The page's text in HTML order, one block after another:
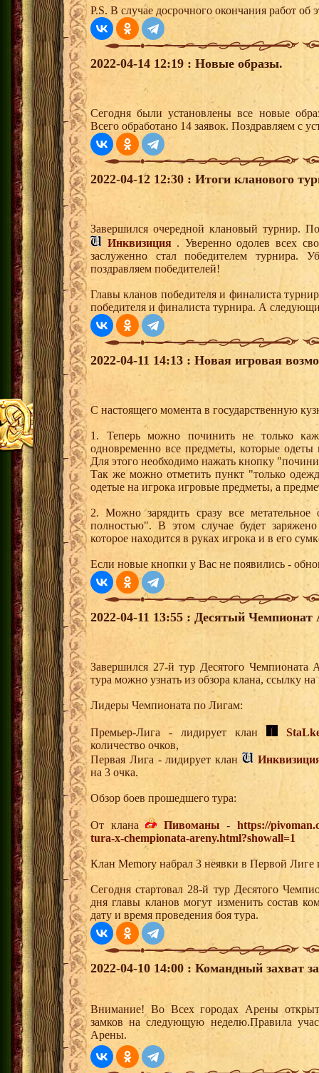
P.S. В случае досрочного окончания работ об
2022-04-14 12:19 : Новые образы.
Сегодня были установлены все новые
Всего обработано 14 заявок. Поздравляем с
2022-04-12 12:30 : Итоги кланового
Завершился очередной клановый турнир.
Инквизиция. Уверенно одолев всех
заслуженно стал победителем турнира.
поздравляем победителей!
Главы кланов победителя и финалиста
победителя и финалиста турнира. А
2022-04-11 14:13 : Новая игровая
С настоящего момента в государственную
1. Теперь можно починить не только
одновременно все предметы, которые одеты
Для этого необходимо нажать кнопку
Так же можно отметить пункт "только
одетые на игрока игровые предметы, а
2. Можно зарядить сразу все
полностью". В этом случае будет
которое находится в руках игрока и в его
Если новые кнопки у Вас не появились -
2022-04-11 13:55 : Десятый
Завершился 27-й тур Десятого
тура можно узнать из обзора клана, ссылку
Лидеры Чемпионата по Лигам:
Премьер-Лига - лидирует клан
количество очков,
Первая Лига - лидирует клан
на 3 очка.
Обзор боев прошедшего тура:
От клана Пивоманы -https://
tura-x-chempionata-areny.html?showall=1
Клан Memory набрал 3 неявки в Первой Лиге
Сегодня стартовал 28-й тур Десятого
дня главы кланов могут изменить состав
дату и время проведения боя тура.
2022-04-10 14:00 : Командный захват
Внимание! Во Всех городах Арены
замков на следующую неделю.Правила
Арены.